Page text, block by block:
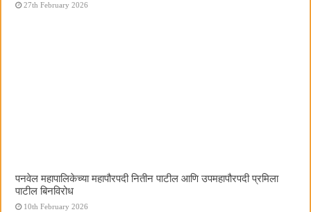
27th February 2026
पनवेल महापालिकेच्या महापौरपदी नितीन पाटील आणि उपमहापौरपदी प्रमिला
पाटील बिनविरोध
10th February 2026